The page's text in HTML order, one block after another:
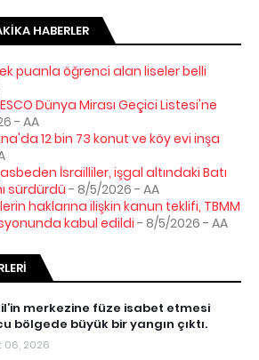
HABERLER
puanla öğrenci alan liseler belli
Dünya Mirası Geçici Listesi'ne
- AA
12 bin 73 konut ve köy evi inşa
İsrailliler, işgal altındaki Batı
sürdürdü - 8/5/2026 - AA
haklarına ilişkin kanun teklifi, TBMM
kabul edildi - 8/5/2026 - AA
merkezine füze isabet etmesi
bölgede büyük bir yangın çıktı.
06, 2026